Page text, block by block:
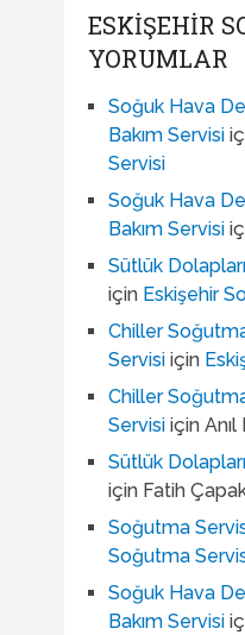
ESKIŞEHIR
YORUMLAR
Soğuk Hava
Bakım Servisi
Servisi
Soğuk Hava
Bakım Servisi
Sütlük
için Eskişehir
Chiller
Servisiiçin
Chiller
Servisiiçin
Sütlük
için Fatih
Soğutma
Soğutma
Soğuk Hava
Bakım Servisi